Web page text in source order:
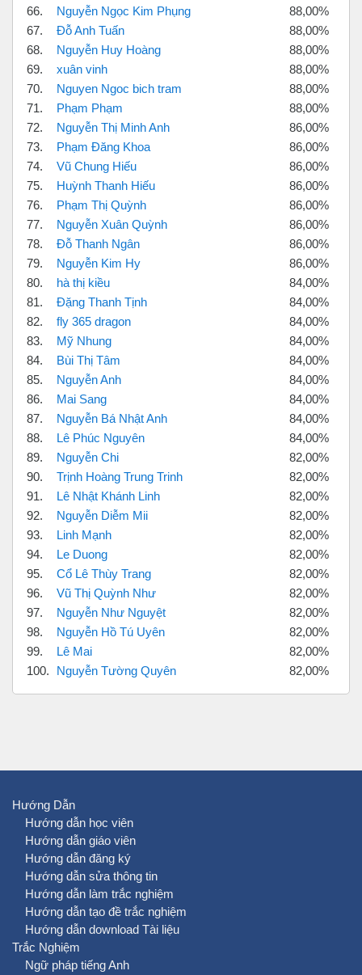
66.
Nguyễn Ngọc Kim Phụng
88,00%
67.
Đỗ Anh Tuấn
88,00%
68.
Nguyễn Huy Hoàng
88,00%
69.
xuân vinh
88,00%
70.
Nguyen Ngoc bich tram
88,00%
71.
Phạm Phạm
88,00%
72.
Nguyễn Thị Minh Anh
86,00%
73.
Phạm Đăng Khoa
86,00%
74.
Vũ Chung Hiếu
86,00%
75.
Huỳnh Thanh Hiếu
86,00%
76.
Phạm Thị Quỳnh
86,00%
77.
Nguyễn Xuân Quỳnh
86,00%
78.
Đỗ Thanh Ngân
86,00%
79.
Nguyễn Kim Hy
86,00%
80.
hà thị kiều
84,00%
81.
Đặng Thanh Tịnh
84,00%
82.
fly 365 dragon
84,00%
83.
Mỹ Nhung
84,00%
84.
Bùi Thị Tâm
84,00%
85.
Nguyễn Anh
84,00%
86.
Mai Sang
84,00%
87.
Nguyễn Bá Nhật Anh
84,00%
88.
Lê Phúc Nguyên
84,00%
89.
Nguyễn Chi
82,00%
90.
Trịnh Hoàng Trung Trinh
82,00%
91.
Lê Nhật Khánh Linh
82,00%
92.
Nguyễn Diễm Mii
82,00%
93.
Linh Mạnh
82,00%
94.
Le Duong
82,00%
95.
Cổ Lê Thùy Trang
82,00%
96.
Vũ Thị Quỳnh Như
82,00%
97.
Nguyễn Như Nguyệt
82,00%
98.
Nguyễn Hồ Tú Uyên
82,00%
99.
Lê Mai
82,00%
100.
Nguyễn Tường Quyên 82,00%
Hướng Dẫn
Hướng dẫn học viên
Hướng dẫn giáo viên
Hướng dẫn đăng ký
Hướng dẫn sửa thông tin
Hướng dẫn làm trắc nghiệm
Hướng dẫn tạo đề trắc nghiệm
Hướng dẫn download Tài liệu
Trắc Nghiệm
Ngữ pháp tiếng Anh